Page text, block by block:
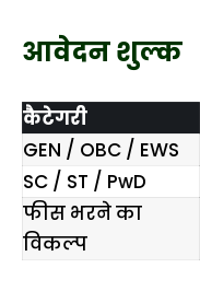
आवेदन शुल्क
कैटेगरी
GEN / OBC / EWS
SC / ST / PwD
फीस भरने का
विकल्प